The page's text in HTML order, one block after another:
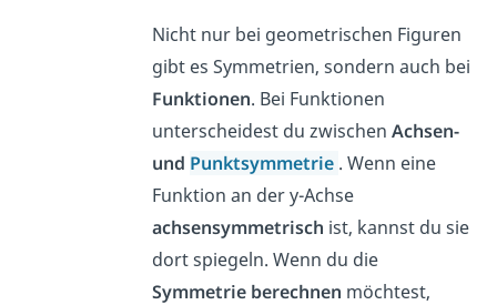
Nicht nur bei geometrischen Figuren
gibt es Symmetrien, sondern auch bei
Funktionen. Bei Funktionen
unterscheidest du zwischenAchsen-
und Punktsymmetrie . Wenn eine
Funktion an der y-Achse
achsensymmetrisch ist, kannst du sie
dort spiegeln. Wenn du die
Symmetrie berechnen möchtest,